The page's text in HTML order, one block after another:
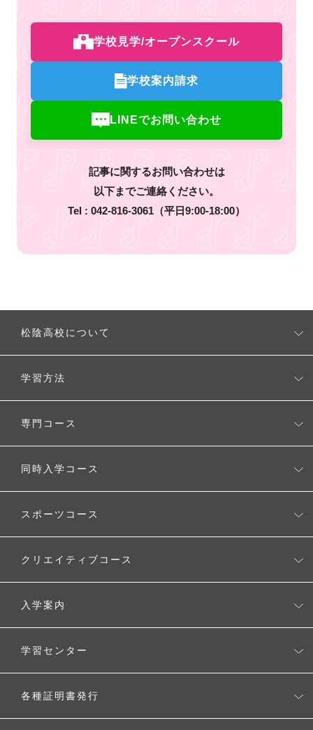
学校見学/オープンスクール
学校案内請求
LINEでお問い合わせ
記事に関するお問い合わせは
以下までご連絡ください。
Tel : 042-816-3061 （平日9:00-18:00）
松陰高校について
学習方法
自由に選べるスタディプラン
時間割例
専門コース
Voice Study コース
同時入学コース
スポーツコース
クリエイティブコース
入学案内
よくある質問
学習センター
各種証明書発行